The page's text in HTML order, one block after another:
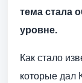
тема стала
уровне.
Как стало
которые дал